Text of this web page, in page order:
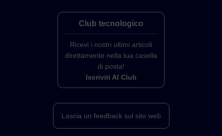
Club tecnologico
Ricevi i nostri ultimi articoli
direttamente nella tua casella
di posta!
Iscriviti Al Club
Lascia un feedback sul sito web